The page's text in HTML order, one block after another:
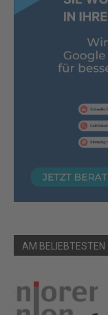
AM BELIEBTESTEN